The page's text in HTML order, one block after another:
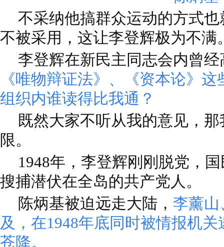
不采纳他搞群众运动的方式
不被采用，这让李登辉极为不满
李登辉在新民主同志会内曾
《唯物辩证法》、《资本论》
组织内谁读得比我通？
既然大家不听从我的意见，
限。
1948年，李登辉刚刚脱党，
搜捕潜伏在全岛的共产党人。
陈炳基被迫远走大陆， 李薰
及，在1948年底同时被情报机
苍降。